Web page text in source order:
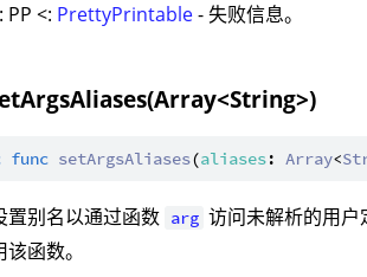
PP <: PrettyPrintable- 失败信息。
func setArgsAliases(aliases: Array<
置别名以通过函数 arg 访问未解析的用户
函数。